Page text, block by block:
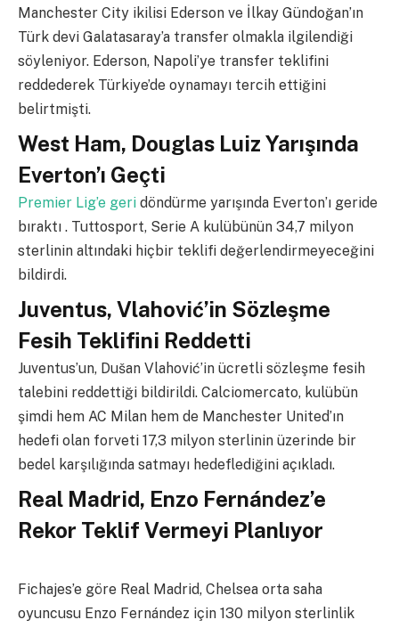
Manchester City ikilisi Ederson ve İlkay Gündoğan’ın
Türk devi Galatasaray’a transfer olmakla ilgilendiği
söyleniyor. Ederson, Napoli’ye transfer teklifini
reddederek Türkiye’de oynamayı tercih ettiğini
belirtmişti.
West Ham, Douglas Luiz Yarışında
Everton’ı Geçti
Premier Lig’e geri döndürme yarışında Everton’ı geride
bıraktı . Tuttosport, Serie A kulübünün 34,7 milyon
sterlinin altındaki hiçbir teklifi değerlendirmeyeceğini
bildirdi.
Juventus, Vlahović’in Sözleşme
Fesih Teklifini Reddetti
Juventus’un, Dušan Vlahović’in ücretli sözleşme fesih
talebini reddettiği bildirildi. Calciomercato, kulübün
şimdi hem AC Milan hem de Manchester United’ın
hedefi olan forveti 17,3 milyon sterlinin üzerinde bir
bedel karşılığında satmayı hedeflediğini açıkladı.
Real Madrid, Enzo Fernández’e
Rekor Teklif Vermeyi Planlıyor
Fichajes’e göre Real Madrid, Chelsea orta saha
oyuncusu Enzo Fernández için 130 milyon sterlinlik